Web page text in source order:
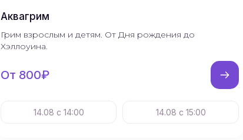
Аквагрим
Грим взрослым и детям. От Дня рождения до
Хэллоуина.
От 800₽
14.08 с 14:00 14.08 с 15:00